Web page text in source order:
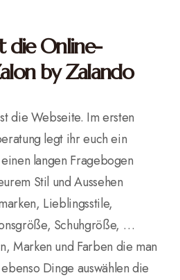
die Online-
by Zalando
die Webseite. Im ersten
legt ihr euch ein
langen Fragebogen
Stil und Aussehen
Lieblingsstile,
Schuhgröße, …
Marken und Farben die man
Dinge auswählen die